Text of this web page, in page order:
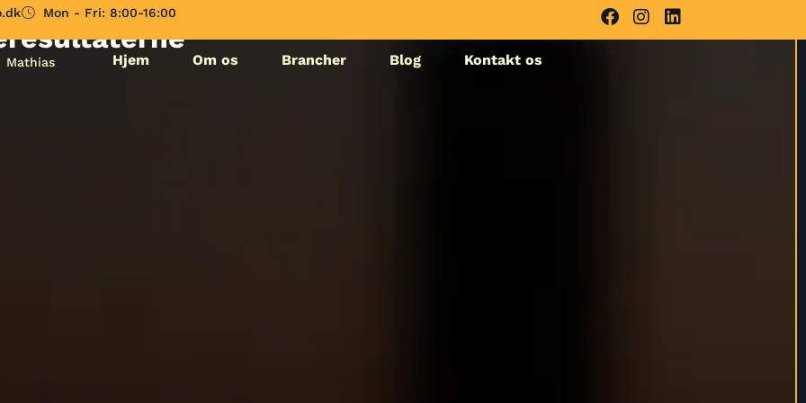
Mon - Fri: 8:00-16:00
Hjem Om os Brancher Blog Kontakt os
Mathias